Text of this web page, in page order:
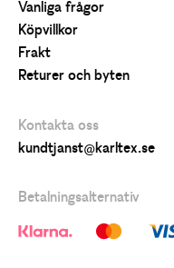
Vanliga frågor
Köpvillkor
Frakt
Returer och byten
Kontakta oss
kundtjanst@karltex.se
Betalningsalternativ